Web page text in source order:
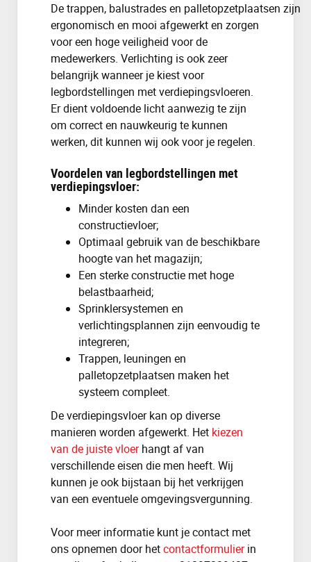
Detrappen, balustrades en palletopzetplaatsen zijn
ergonomisch en mooi afgewerkt en zorgen
voor een hoge veiligheid voor de
medewerkers. Verlichting is ook zeer
belangrijk wanneer je kiest voor
legbordstellingen met verdiepingsvloeren.
Er dient voldoende licht aanwezig te zijn
om correct en nauwkeurig te kunnen
werken, dit kunnen wij ook voor je regelen.
Voordelen van legbordstellingen met
verdiepingsvloer:
Minder kosten dan een
constructievloer;
Optimaal gebruik van de beschikbare
hoogte van het magazijn;
Een sterke constructie met hoge
belastbaarheid;
Sprinklersystemen en
verlichtingsplannen zijn eenvoudig te
integreren;
Trappen, leuningen en
palletopzetplaatsen maken het
systeem compleet.
De verdiepingsvloer kan op diverse
manieren worden afgewerkt. Het kiezen
van de juiste vloer hangt af van
verschillende eisen die men heeft. Wij
kunnen je ook bijstaan bij het verkrijgen
van een eventueleomgevingsvergunning.
Voor meer informatie kunt je contact met
ons opnemen door hetcontactformulierin